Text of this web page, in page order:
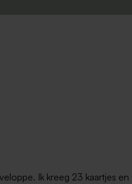
Ik kreeg 23 kaartjes